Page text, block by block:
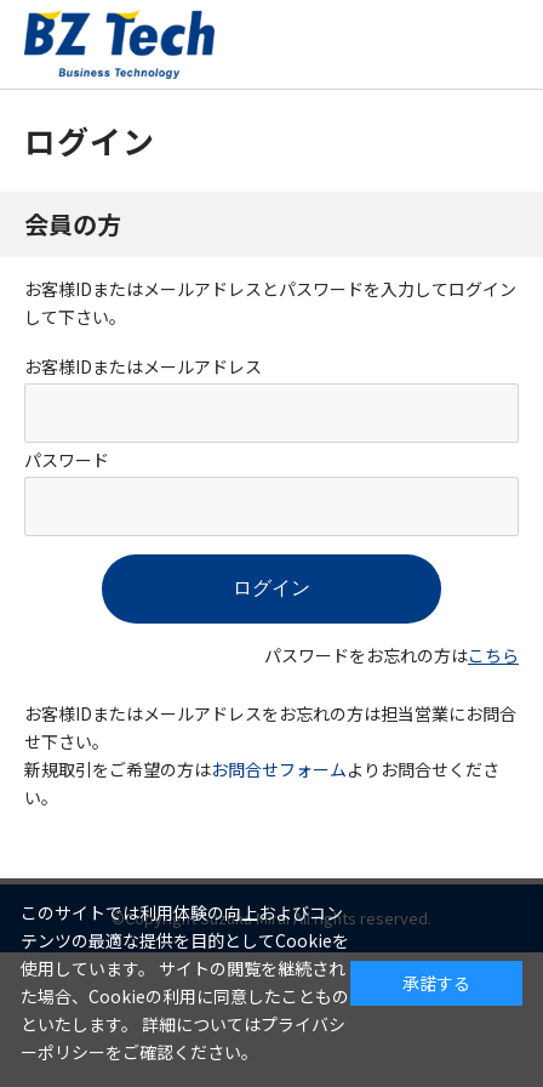
ログイン
会員の方
お客様IDまたはメールアドレスとパスワードを入力してログイン
して下さい。
お客様IDまたはメールアドレス
パスワード
パスワードをお忘れの方はこちら
お客様IDまたはメールアドレスをお忘れの方は担当営業にお問合
せ下さい。
新規取引をご希望の方はお問合せフォームよりお問合せくださ
い。
©Copyright Suzuka Mirai All rights reserved.
このサイトでは利用体験の向上およびコン
テンツの最適な提供を目的としてCookieを
使用しています。 サイトの閲覧を継続され
た場合、Cookieの利用に同意したこともの
といたします。 詳細についてはプライバシ
ーポリシーをご確認ください。
承諾する